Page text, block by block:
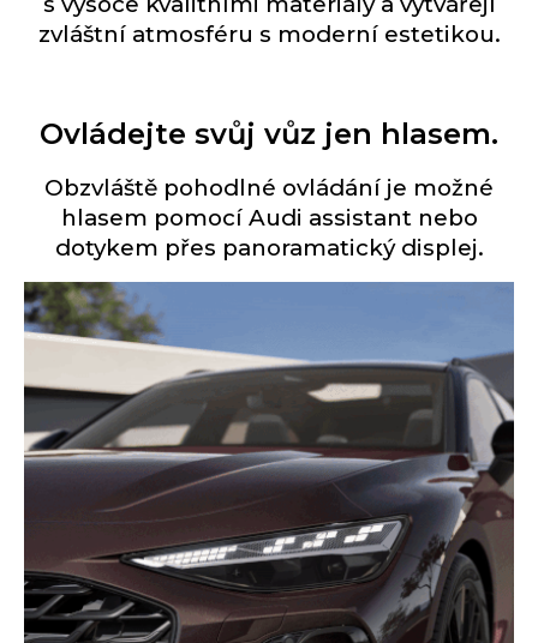
zvláštní atmosféru s moderní estetikou.
Ovládejte svůj vůz jen hlasem.
Obzvláště pohodlné ovládání je možné
hlasem pomocí Audi assistant nebo
dotykem přes panoramatický displej.